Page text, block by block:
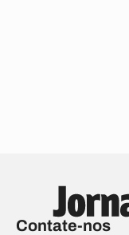
Contate-nos